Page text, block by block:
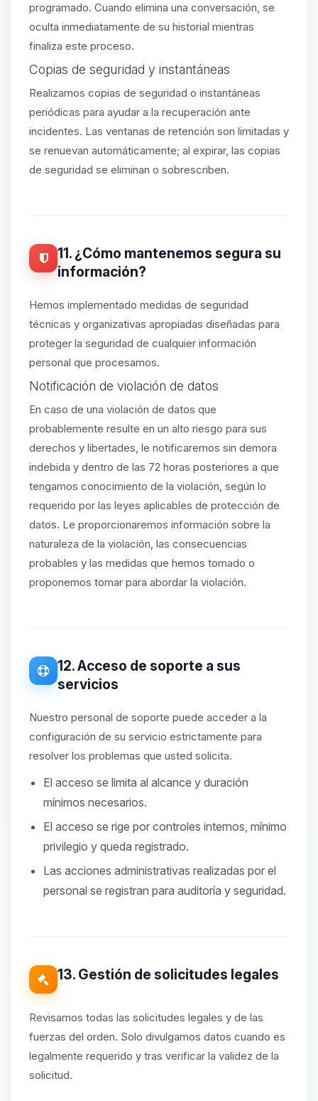
programado. Cuando elimina una conversación, se
oculta inmediatamente de su historial mientras
finaliza este proceso.
Copias de seguridad y instantáneas
Realizamos copias de seguridad o instantáneas
periódicas para ayudar a la recuperación ante
incidentes. Las ventanas de retención son limitadas y
se renuevan automáticamente; al expirar, las copias
de seguridad se eliminan o sobrescriben.
11. ¿Cómo mantenemos segura su
información?
Hemos implementado medidas de seguridad
técnicas y organizativas apropiadas diseñadas para
proteger la seguridad de cualquier información
personal que procesamos.
Notificación de violación de datos
En caso de una violación de datos que
probablemente resulte en un alto riesgo para sus
derechos y libertades, le notificaremos sin demora
indebida y dentro de las 72 horas posteriores a que
tengamos conocimiento de la violación, según lo
requerido por las leyes aplicables de protección de
datos. Le proporcionaremos información sobre la
naturaleza de la violación, las consecuencias
probables y las medidas que hemos tomado o
proponemos tomar para abordar la violación.
12. Acceso de soporte a sus
servicios
Nuestro personal de soporte puede acceder a la
configuración de su servicio estrictamente para
resolver los problemas que usted solicita.
El acceso se limita al alcance y duración
mínimos necesarios.
El acceso se rige por controles internos, mínimo
privilegio y queda registrado.
Las acciones administrativas realizadas por el
personal se registran para auditoría y seguridad.
13. Gestión de solicitudes legales
Revisamos todas las solicitudes legales y de las
fuerzas del orden. Solo divulgamos datos cuando es
legalmente requerido y tras verificar la validez de la
solicitud.